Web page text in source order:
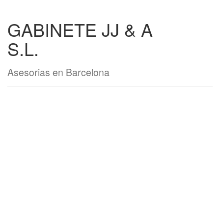
GABINETE JJ & A
S.L.
Asesorias en Barcelona